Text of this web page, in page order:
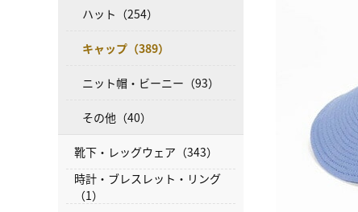
ハット（254）
キャップ（389）
ニット帽・ビーニー（93）
その他（40）
靴下・レッグウェア（343）
時計・ブレスレット・リング
（1）